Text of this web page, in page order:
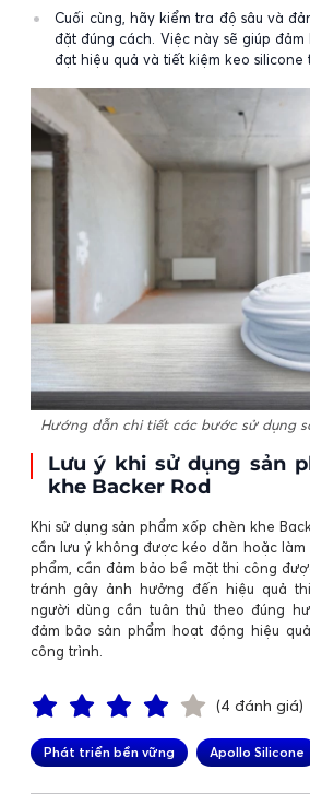
Cuối cùng, hãy kiểm tra độ sâu và
đặt đúng cách. Việc này sẽ giúp
đạt hiệu quả và tiết kiệm keo silicone
Hướng dẫn chi tiết các bước sử dụng
Lưu ý khi sử dụng sản
khe Backer Rod
Khi sử dụng sản phẩm xốp chèn khe
cần lưu ý không được kéo dãn hoặc
phẩm, cần đảm bảo bề mặt thi công
tránh gây ảnh hưởng đến hiệu quả
người dùng cần tuân thủ theo đúng
đảm bảo sản phẩm hoạt động hiệu
công trình.
(4 đánh giá)
Phát triển bền vững Apollo Silicone